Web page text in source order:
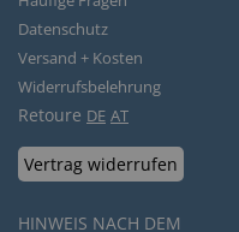
Datenschutz
Versand + Kosten
Widerrufsbelehrung
Retoure DE AT
Vertrag widerrufen
HINWEIS NACH DEM